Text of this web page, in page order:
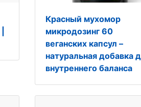
Красный мухомор
микродозинг 60
веганских капсул –
натуральная добавка
внутреннего баланса